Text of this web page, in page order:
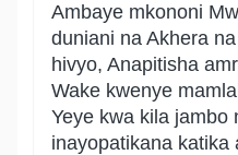
Ambaye mkononi
duniani na Akhera
hivyo, Anapitisha
Wake kwenye
Yeye kwa kila jambo
inayopatikana katika